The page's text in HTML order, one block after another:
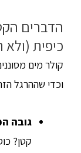
הדברים
כיפית
קולר מים
וכדי שההרגל
גובה
קטן?